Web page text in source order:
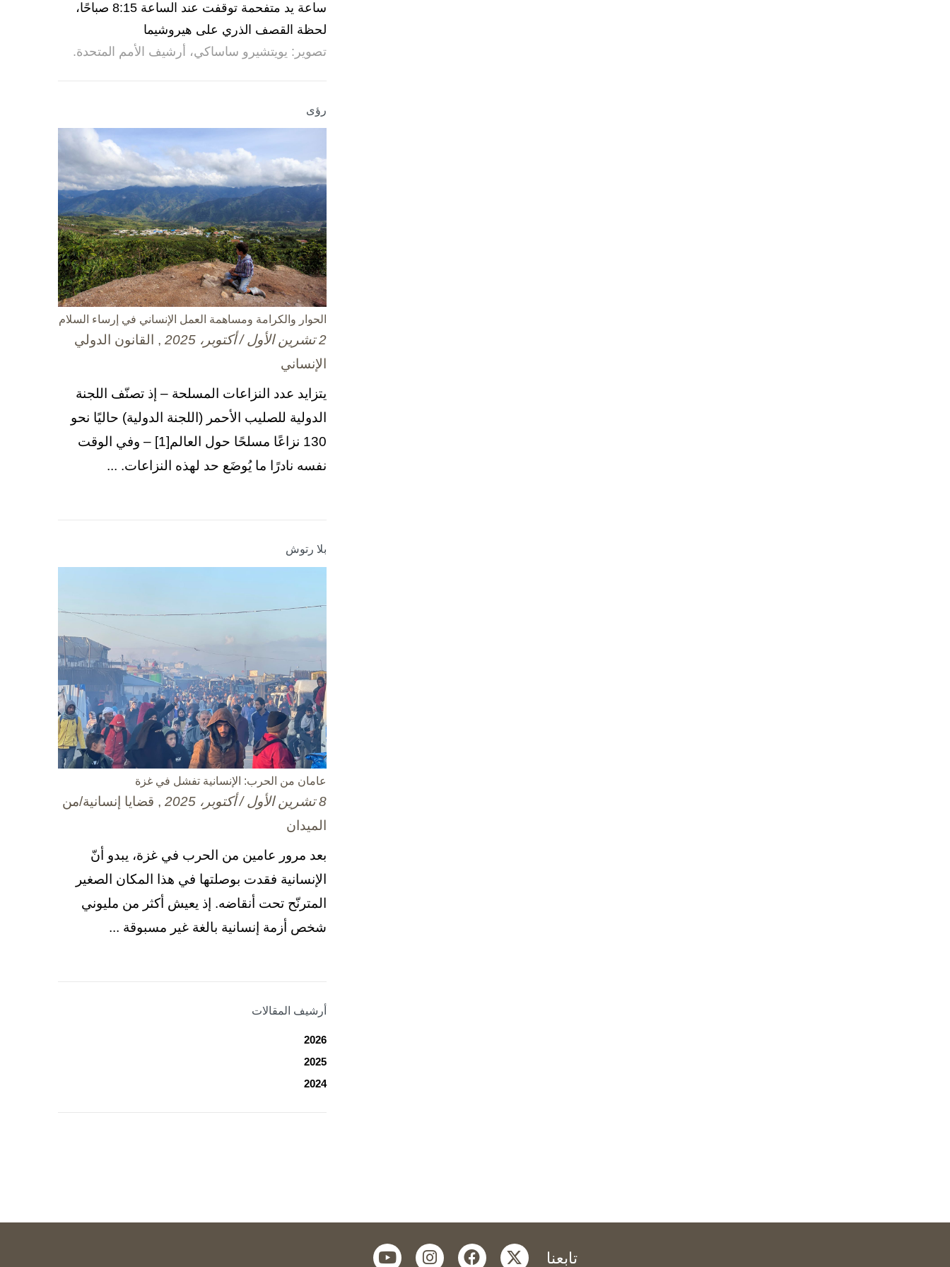
ساعة يد متفحمة توقفت عند الساعة 8:15 صباحًا،
لحظة القصف الذري على هيروشيما
تصوير: يويتشيرو ساساكي، أرشيف الأمم المتحدة.
رؤى
الحوار والكرامة ومساهمة العمل الإنساني في إرساء السلام
2 تشرين الأول / أكتوبر، 2025
, القانون الدولي
الإنساني
يتزايد عدد النزاعات المسلحة – إذ تصنّف اللجنة
الدولية للصليب الأحمر (اللجنة الدولية) حاليًا نحو
130 نزاعًا مسلحًا حول العالم[1] – وفي الوقت
نفسه نادرًا ما يُوضَع حد لهذه النزاعات. ...
بلا رتوش
عامان من الحرب: الإنسانية تفشل في غزة
8 تشرين الأول / أكتوبر، 2025
, قضايا إنسانية/من
الميدان
بعد مرور عامين من الحرب في غزة، يبدو أنّ
الإنسانية فقدت بوصلتها في هذا المكان الصغير
المترنّح تحت أنقاضه. إذ يعيش أكثر من مليوني
شخص أزمة إنسانية بالغة غير مسبوقة ...
أرشيف المقالات
2026
2025
2024
تابعنا twitter
facebook
instagram
youtube